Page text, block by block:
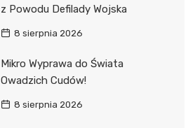
z Powodu Defilady Wojska
8 sierpnia 2026
Mikro Wyprawa do Świata
Owadzich Cudów!
8 sierpnia 2026